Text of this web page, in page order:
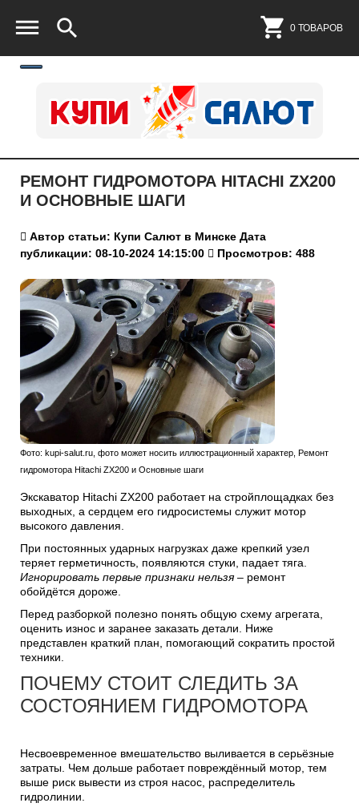
0 ТОВАРОВ
РЕМОНТ ГИДРОМОТОРА HITACHI ZX200
И ОСНОВНЫЕ ШАГИ
Автор статьи: Купи Салют в Минске Дата
публикации: 08-10-2024 14:15:00
Просмотров: 488
Фото: kupi-salut.ru, фото может носить иллюстрационный характер, Ремонт
гидромотора Hitachi ZX200 и Основные шаги
Экскаватор Hitachi ZX200 работает на стройплощадках без
выходных, а сердцем его гидросистемы служит мотор
высокого давления.
При постоянных ударных нагрузках даже крепкий узел
теряет герметичность, появляются стуки, падает тяга.
Игнорировать первые признаки нельзя– ремонт
обойдётся дороже.
Перед разборкой полезно понять общую схему агрегата,
оценить износ и заранее заказать детали. Ниже
представлен краткий план, помогающий сократить простой
техники.
ПОЧЕМУ СТОИТ СЛЕДИТЬ ЗА
СОСТОЯНИЕМ ГИДРОМОТОРА
Несвоевременное вмешательство выливается в серьёзные
затраты. Чем дольше работает повреждённый мотор, тем
выше риск вывести из строя насос, распределитель
гидролинии.